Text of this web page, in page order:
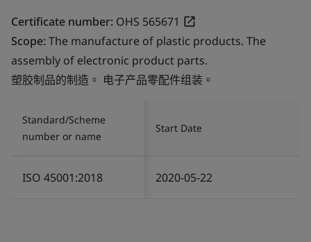
Certificate number: OHS 565671
Scope:The manufacture of plastic products. The
assembly of electronic product parts.
塑胶制品的制造。 电子产品零配件组装。
Standard/Scheme
number or name
Start Date
ISO 45001:2018 2020-05-22